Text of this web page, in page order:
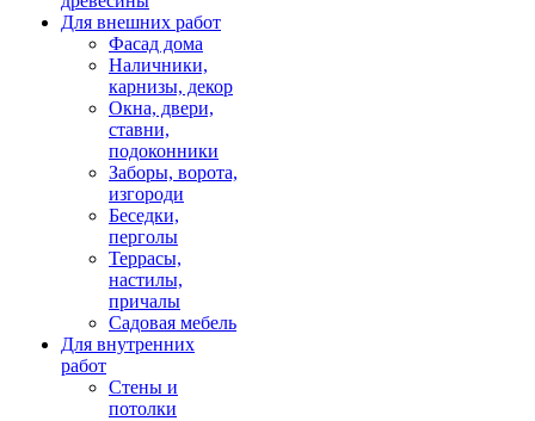
Для внешних работ
Фасад дома
Наличники,
карнизы, декор
Окна, двери,
ставни,
подоконники
Заборы, ворота,
изгороди
Беседки,
перголы
Террасы,
настилы,
причалы
Садовая мебель
Для внутренних
работ
Стены и
потолки